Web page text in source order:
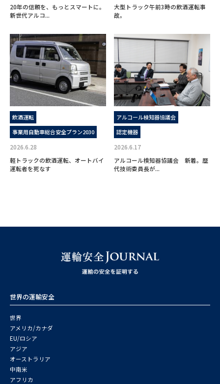
20年の信頼を、もっとスマートに。
新世代アルコ...
大型トラック午前3時の飲酒運転事
故。
飲酒運転
事業用自動車総合安全プラン2030
2026.6.28
軽トラックの飲酒運転、オートバイ
運転者を死なす
アルコール検知器協議会
認定機器
2026.6.17
アルコール検知器協議会 新着。歴
代技術委員長が...
世界の運輸安全
世界
アメリカ/カナダ
EU/ロシア
アジア
オーストラリア
中南米
アフリカ